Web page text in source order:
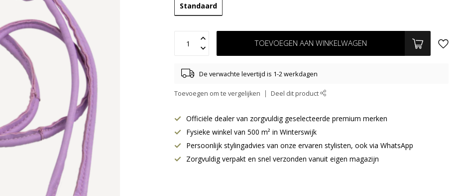
Standaard
TOEVOEGEN AAN WINKELWAGEN
De verwachte levertijd is 1-2 werkdagen
Toevoegen om te vergelijken Deel dit product
Officiële dealer van zorgvuldig geselecteerde premium merken
Fysieke winkel van 500 m² in Winterswijk
Persoonlijk stylingadvies van onze ervaren stylisten, ook via WhatsApp
Zorgvuldig verpakt en snel verzonden vanuit eigen magazijn